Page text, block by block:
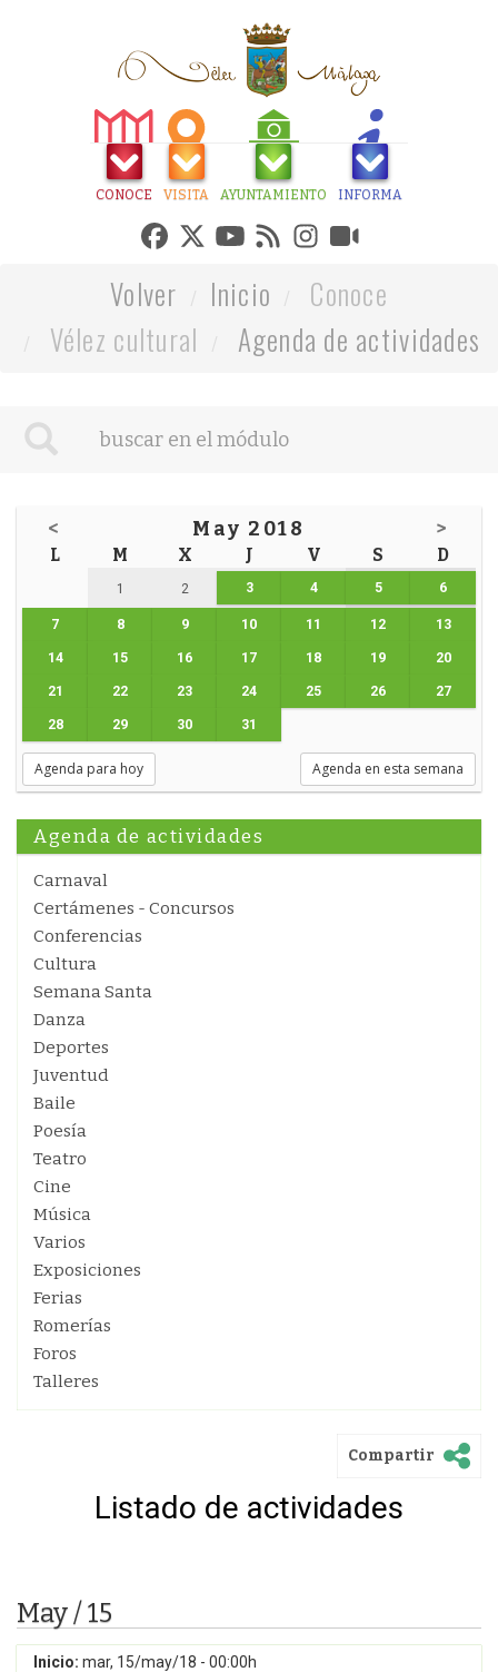
CONOCE VISITA AYUNTAMIENTO INFORMA
Volver Inicio
Conoce
Vélez cultural
Agenda de actividades
< May 2018 >
L M X J V S D
1 2 3 4 5 6
7 8 9 10 11 12 13
14 15 16 17 18 19 20
21 22 23 24 25 26 27
28 29 30 31
Agenda para hoy Agenda en esta semana
Agenda de actividades
Carnaval
Certámenes - Concursos
Conferencias
Cultura
Semana Santa
Danza
Deportes
Juventud
Baile
Poesía
Teatro
Cine
Música
Varios
Exposiciones
Ferias
Romerías
Foros
Talleres
Compartir
Listado de actividades
May / 15
Inicio: mar, 15/may/18 - 00:00h